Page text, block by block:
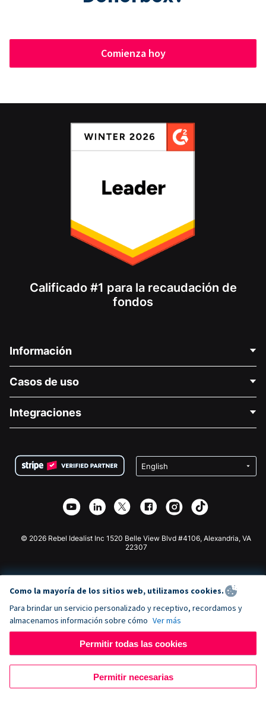
Comienza hoy
Calificado #1 para la recaudación de
fondos
Información
Acerca de nosotros
Carreras
Privacidad
Asociación de afiliados
Casos de uso
Recaudación de fondos para fines médicos
Recaudación de fondos para escuelas
Integraciones
Plugin de donaciones de Wix
Aplicación de donaciones de Webflow
Donaciones de Joomla
© 2026 Rebel Idealist Inc 1520 Belle View Blvd #4106, Alexandria, VA
22307
Como la mayoría de los sitios web, utilizamos cookies.
Para brindar un servicio personalizado y receptivo, recordamos y
almacenamos información sobre cómo Ver más
Permitir todas las cookies
Permitir necesarias